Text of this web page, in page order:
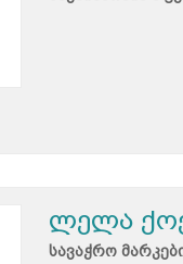
ლელა
სავაჭრო